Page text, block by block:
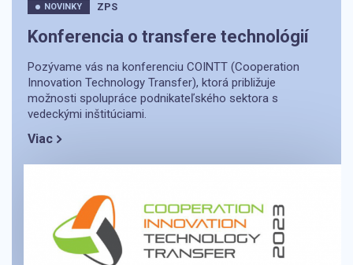
NOVINKY ZPS
Konferencia o transfere technológií
Pozývame vás na konferenciu COINTT (Cooperation
Innovation Technology Transfer), ktorá približuje
možnosti spolupráce podnikateľského sektora s
vedeckými inštitúciami.
Viac